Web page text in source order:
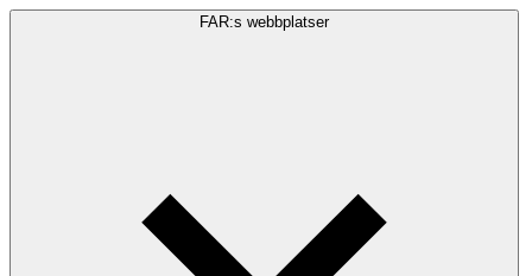
FAR:s webbplatser